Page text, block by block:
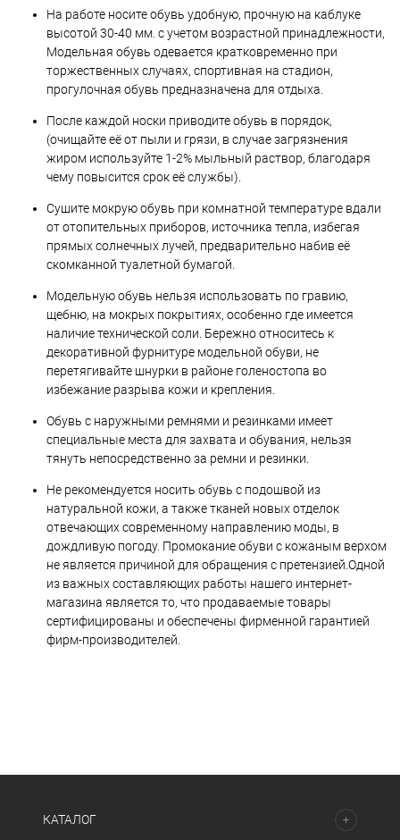
На работе носите обувь удобную, прочную на каблуке
высотой 30-40 мм. с учетом возрастной принадлежности,
Модельная обувь одевается кратковременно при
торжественных случаях, спортивная на стадион,
прогулочная обувь предназначена для отдыха.
После каждой носки приводите обувь в порядок,
(очищайте её от пыли и грязи, в случае загрязнения
жиром используйте 1-2% мыльный раствор, благодаря
чему повысится срок её службы).
Сушите мокрую обувь при комнатной температуре вдали
от отопительных приборов, источника тепла, избегая
прямых солнечных лучей, предварительно набив её
скомканной туалетной бумагой.
Модельную обувь нельзя использовать по гравию,
щебню, на мокрых покрытиях, особенно где имеется
наличие технической соли. Бережно относитесь к
декоративной фурнитуре модельной обуви, не
перетягивайте шнурки в районе голеностопа во
избежание разрыва кожи и крепления.
Обувь с наружными ремнями и резинками имеет
специальные места для захвата и обувания, нельзя
тянуть непосредственно за ремни и резинки.
Не рекомендуется носить обувь с подошвой из
натуральной кожи, а также тканей новых отделок
отвечающих современному направлению моды, в
дождливую погоду. Промокание обуви с кожаным верхом
не является причиной для обращения с претензией.Одной
из важных составляющих работы нашего интернет-
магазина является то, что продаваемые товары
сертифицированы и обеспечены фирменной гарантией
фирм-производителей.
КАТАЛОГ